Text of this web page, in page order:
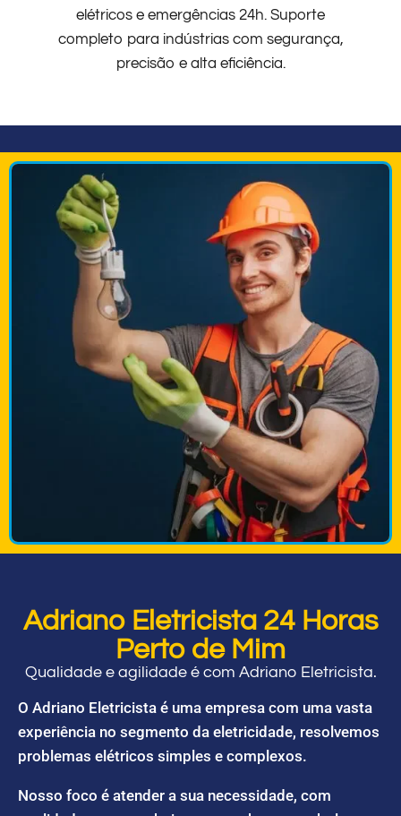
elétricos e emergências 24h. Suporte
completo para indústrias com segurança,
precisão e alta eficiência.
Adriano Eletricista 24 Horas
Perto de Mim
Qualidade e agilidade é com Adriano Eletricista.
O Adriano Eletricista é uma empresa com uma vasta
experiência no segmento da eletricidade, resolvemos
problemas elétricos simples e complexos.
Nosso foco é atender a sua necessidade, com